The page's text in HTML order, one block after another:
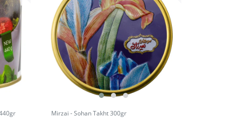
Mirzai - Sohan Takht 300gr